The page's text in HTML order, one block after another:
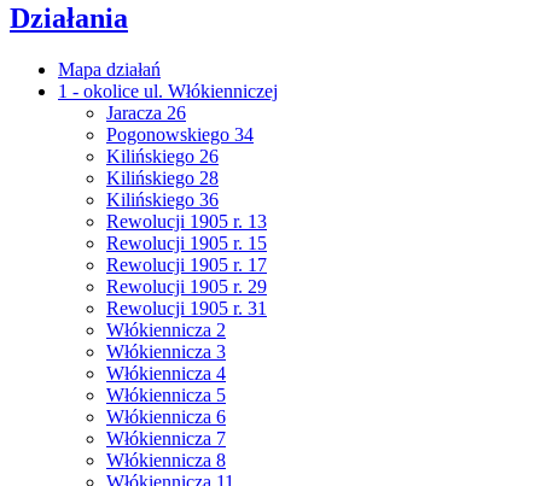
Działania
Mapa działań
1 - okolice ul. Włókienniczej
Jaracza 26
Pogonowskiego 34
Kilińskiego 26
Kilińskiego 28
Kilińskiego 36
Rewolucji 1905 r. 13
Rewolucji 1905 r. 15
Rewolucji 1905 r. 17
Rewolucji 1905 r. 29
Rewolucji 1905 r. 31
Włókiennicza 2
Włókiennicza 3
Włókiennicza 4
Włókiennicza 5
Włókiennicza 6
Włókiennicza 7
Włókiennicza 8
Włókiennicza 11